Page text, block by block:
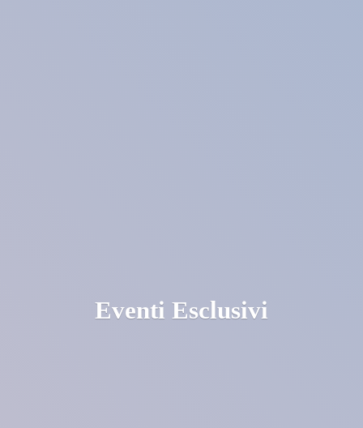
Eventi Esclusivi